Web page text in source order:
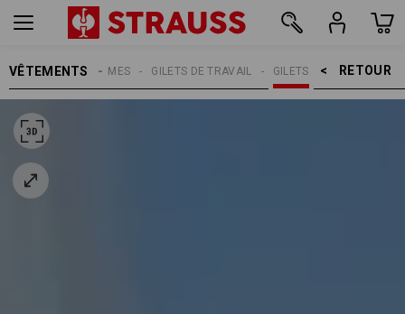
VÊTEMENTS RETOUR    >
GILETS
GILETS DE TRAVAIL
HOMMES